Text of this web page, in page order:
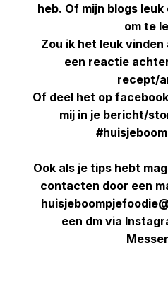
heb. Of mijn blogs
om te
Zou ik het leuk
een reactie
recept/
Of deel het op
mij in je bericht/
Ook als je tips hebt
contacten door een
een dm via